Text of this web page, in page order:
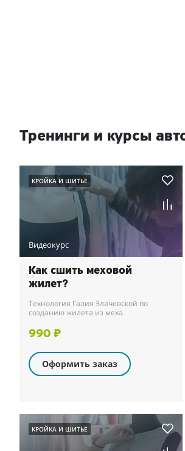
Тренинги и курсы
КРОЙКА И ШИТЬЕ
Видеокурс
Как сшить меховой
жилет?
Технология Галия Злачевской по
созданию жилета из меха.
990 ₽
Оформить заказ
КРОЙКА И ШИТЬЕ